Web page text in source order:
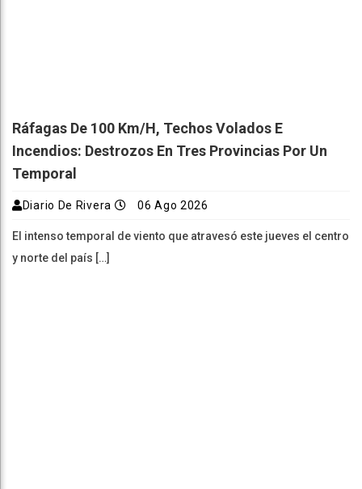
Ráfagas De 100 Km/h, Techos Volados E
Incendios: Destrozos En Tres Provincias Por Un
Temporal
Diario De Rivera 06 Ago 2026
El intenso temporal de viento que atravesó este jueves el centro
y norte del país […]